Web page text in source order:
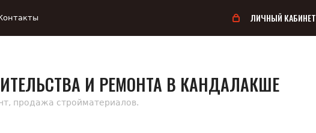
ЛИЧНЫЙ КАБИНЕТ
И РЕМОНТА В КАНДАЛАКШЕ
продажа стройматериалов.